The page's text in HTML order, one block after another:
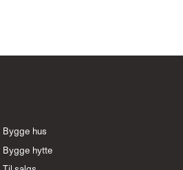
Bygge hus
Bygge hytte